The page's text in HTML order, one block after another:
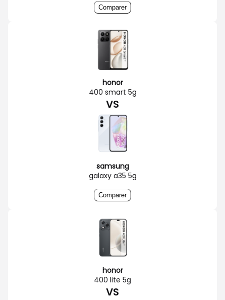
Comparer
honor
400 smart 5g
VS
samsung
galaxy a35 5g
Comparer
honor
400 lite 5g
VS